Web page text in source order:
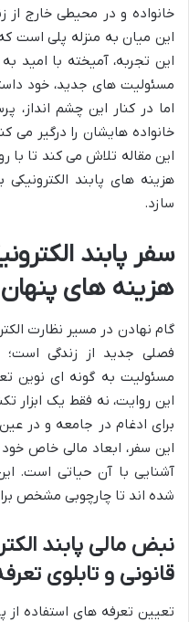
خانواده و در محیطی خارج از
این میان به منزله پلی است
این تجربه، آمیخته با امید
مسئولیت های جدید، خود
اما در کنار این چشم
خانواده هایشان را درگیر می
این مقاله تلاش می کند تا با
هزینه های پابند
سازد.
سفر پابند
هزینه های پنهان
گام نهادن در مسیر نظارت
فصلی جدید از زندگی
مسئولیت به گونه ای نوین
این روایت، نه فقط یک ابزار
برای ادغام در جامعه و در
این سفر، ابعاد مالی خاص
آشنایی با آن حیاتی است.
شده اند تا چارچوبی مشخص برای
نبض مالی پابند
قانونی و تابلوی
تعیین تعرفه های استفاده از